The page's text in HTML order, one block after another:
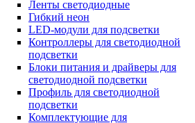
Ленты светодиодные
Гибкий неон
LED-модули для подсветки
Контроллеры для светодиодной
подсветки
Блоки питания и драйверы для
светодиодной подсветки
Профиль для светодиодной
подсветки
Комплектующие для